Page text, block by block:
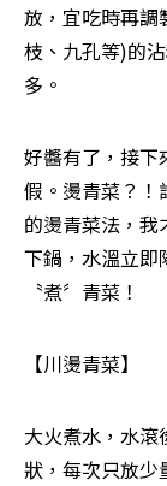
放，宜吃時再調
枝、九孔等)的
多。
好醬有了，接下
假。燙青菜？！
的燙青菜法，
下鍋，水溫立即
〝煮〞青菜！
【川燙青菜】
大火煮水，水
狀，每次只放少